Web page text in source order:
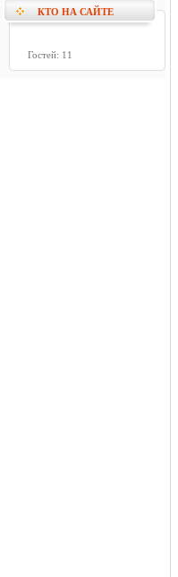
КТО НА САЙТЕ
Гостей: 11